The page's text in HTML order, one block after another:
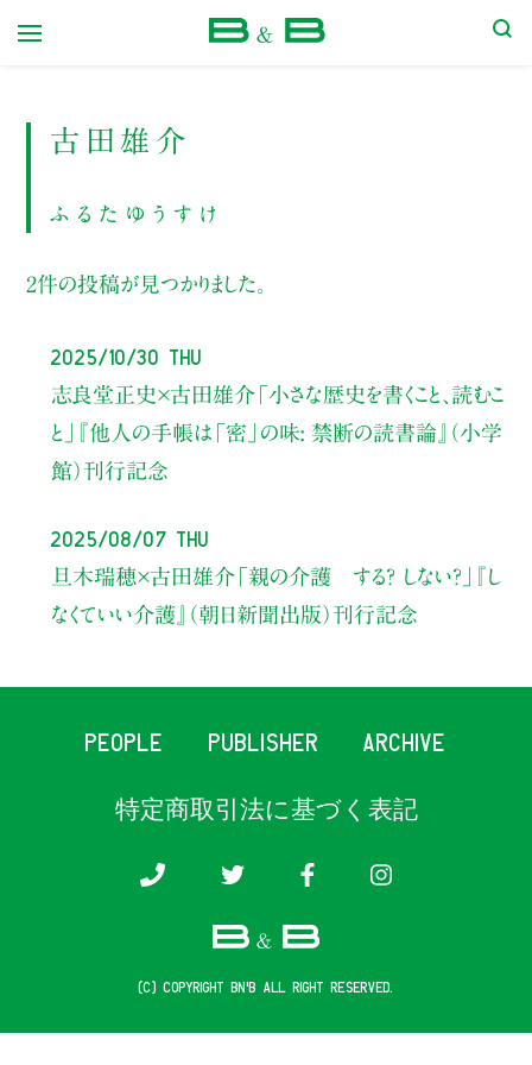
古田雄介
ふるたゆうすけ
2件の投稿が見つかりました。
2025/10/30 Thu
志良堂正史×古田雄介「小さな歴史を書くこと、読むこ
と」
『他人の手帳は「密」の味: 禁断の読書論』（小学
館）刊行記念
2025/08/07 Thu
旦木瑞穂×古田雄介「親の介護 する？ しない？」
『し
なくていい介護』（朝日新聞出版）刊行記念
PEOPLE PUBLISHER ARCHIVE
特定商取引法に基づく表記
(c) COPYRIGHT B&B ALL RIGHT RESERVED.